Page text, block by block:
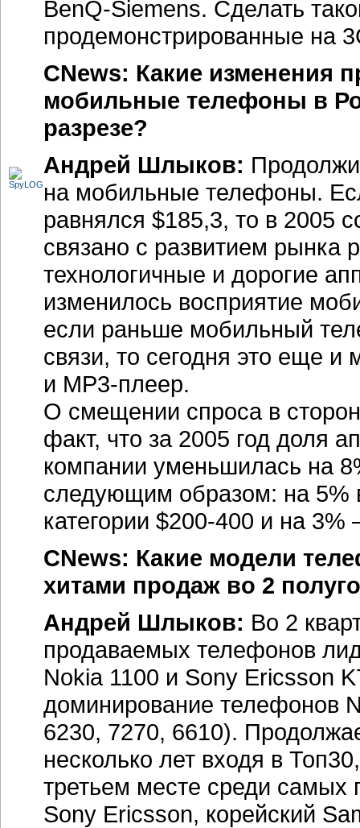
BenQ-Siemens. Сделать
продемонстрированные на
CNews: Какие изменения
мобильные телефоны в
разрезе?
Андрей Шлыков:
на мобильные телефоны.
равнялся $185,3, то в 2005
связано с развитием
технологичные и дорогие
изменилось восприятие
если раньше мобильный
связи, то сегодня это еще
и MP3-плеер.
О смещении спроса в
факт, что за 2005 год доля
компании уменьшилась на
следующим образом: на 5%
категории $200-400 и на
CNews: Какие модели
хитами продаж во 2
Андрей Шлыков: Во 2
продаваемых телефонов
Nokia 1100 и Sony Ericsson
доминирование телефонов
6230, 7270, 6610).
несколько лет входя в
третьем месте среди
Sony Ericsson, корейский